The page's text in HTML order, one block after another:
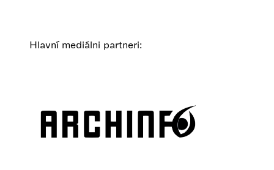
Hlavní mediálni partneri: